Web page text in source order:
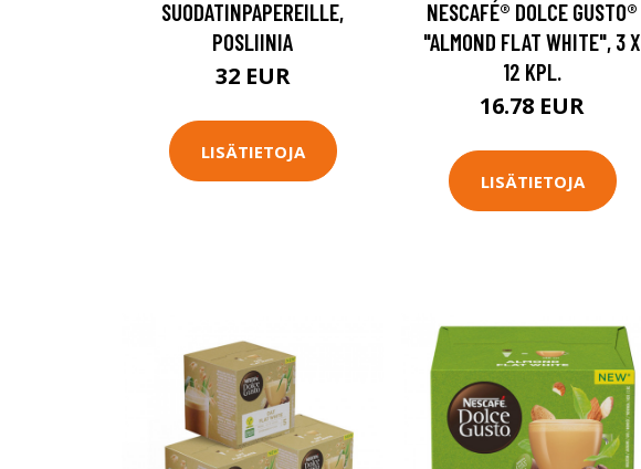
SUODATINPAPEREILLE,
POSLIINIA
32 EUR
LISÄTIETOJA
NESCAFÉ® DOLCE GUSTO®
"ALMOND FLAT WHITE", 3 X
12 KPL.
16.78 EUR
LISÄTIETOJA